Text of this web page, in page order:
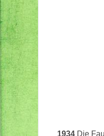
1934 Die